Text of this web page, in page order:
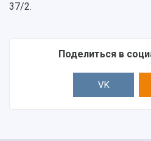
37/2.
Поделиться в
VK